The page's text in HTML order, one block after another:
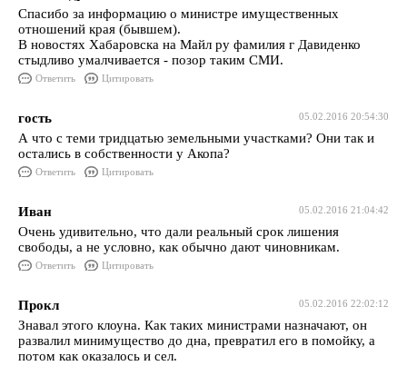
Спасибо за информацию о министре имущественных
отношений края (бывшем).
В новостях Хабаровска на Майл ру фамилия г Давиденко
стыдливо умалчивается - позор таким СМИ.
Ответить Цитировать
05.02.2016 20:54:30
гость
А что с теми тридцатью земельными участками? Они так и
остались в собственности у Акопа?
Ответить Цитировать
05.02.2016 21:04:42
Иван
Очень удивительно, что дали реальный срок лишения
свободы, а не условно, как обычно дают чиновникам.
Ответить Цитировать
05.02.2016 22:02:12
Прокл
Знавал этого клоуна. Как таких министрами назначают, он
развалил минимущество до дна, превратил его в помойку, а
потом как оказалось и сел.